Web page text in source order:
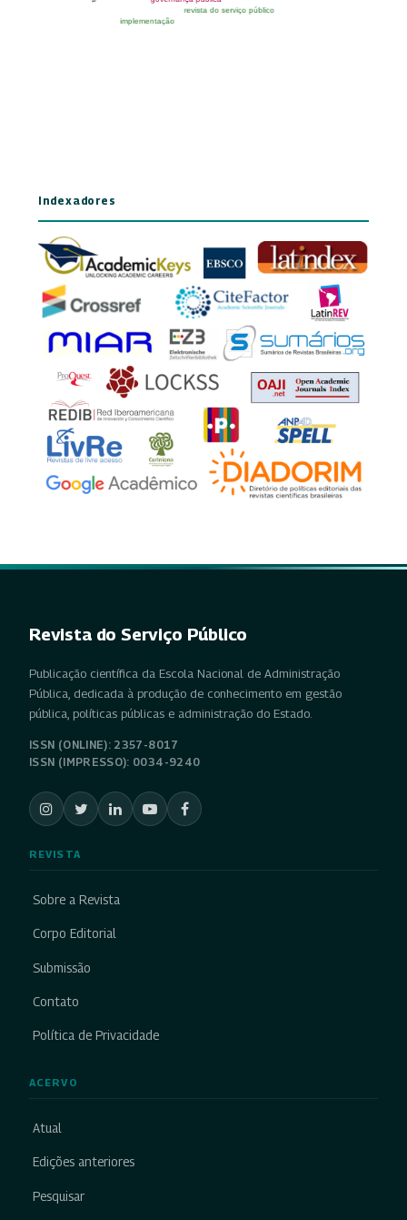
Indexadores
Revista do Serviço Público
Publicação científica da Escola Nacional de Administração
Pública, dedicada à produção de conhecimento em gestão
pública, políticas públicas e administração do Estado.
ISSN (ONLINE): 2357-8017
ISSN (IMPRESSO): 0034-9240
REVISTA
Sobre a Revista
Corpo Editorial
Submissão
Contato
Política de Privacidade
ACERVO
Atual
Edições anteriores
Pesquisar